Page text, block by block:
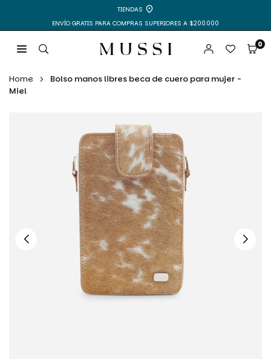
al
contenido
TIENDAS
ENVÍO GRATIS PARA COMPRAS SUPERIORES A $200.000
MUSSI
|
ZAPATOS
PARA
MUJER
Y
HOMBRE
0
Home
Bolso manos libres beca de cuero para mujer -
Miel